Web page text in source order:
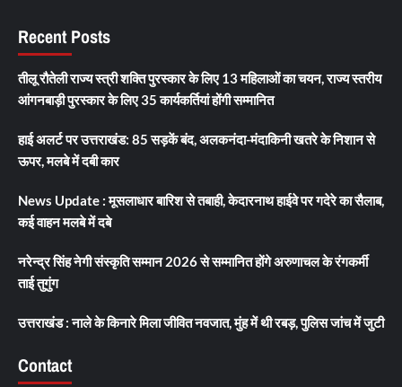
Recent Posts
तीलू रौतेली राज्य स्त्री शक्ति पुरस्कार के लिए 13 महिलाओं का चयन, राज्य स्तरीय
आंगनबाड़ी पुरस्कार के लिए 35 कार्यकर्तियां होंगी सम्मानित
हाई अलर्ट पर उत्तराखंड: 85 सड़कें बंद, अलकनंदा-मंदाकिनी खतरे के निशान से
ऊपर, मलबे में दबी कार
News Update : मूसलाधार बारिश से तबाही, केदारनाथ हाईवे पर गदेरे का सैलाब,
कई वाहन मलबे में दबे
नरेन्द्र सिंह नेगी संस्कृति सम्मान 2026 से सम्मानित होंगे अरुणाचल के रंगकर्मी
ताई तुगुंग
उत्तराखंड : नाले के किनारे मिला जीवित नवजात, मुंह में थी रबड़, पुलिस जांच में जुटी
Contact